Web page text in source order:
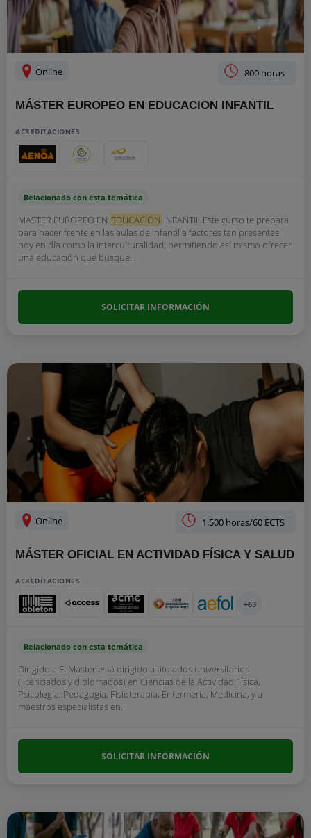
Online 800 horas
MÁSTER EUROPEO EN EDUCACION INFANTIL
ACREDITACIONES
Relacionado con esta temática
MASTER EUROPEO EN EDUCACION INFANTIL Este curso te prepara
para hacer frente en las aulas de infantil a factores tan presentes
hoy en día como la interculturalidad, permitiendo así mismo ofrecer
una educación que busque...
SOLICITAR INFORMACIÓN
Online 1.500 horas/60 ECTS
MÁSTER OFICIAL EN ACTIVIDAD FÍSICA Y SALUD
ACREDITACIONES
+63
Relacionado con esta temática
Dirigido a El Máster está dirigido a titulados universitarios
(licenciados y diplomados) en Ciencias de la Actividad Física,
Psicología, Pedagogía, Fisioterapia, Enfermería, Medicina, y a
maestros especialistas en...
SOLICITAR INFORMACIÓN